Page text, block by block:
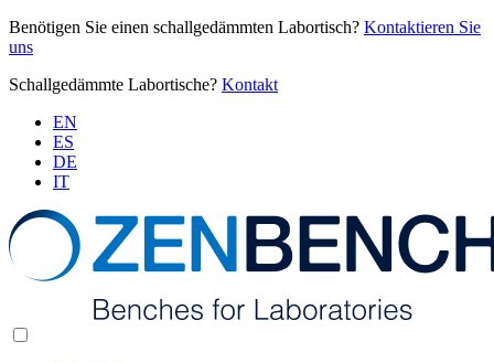
Benötigen Sie einen schallgedämmten Labortisch? Kontaktieren Sie
uns
Schallgedämmte Labortische? Kontakt
EN
ES
DE
IT